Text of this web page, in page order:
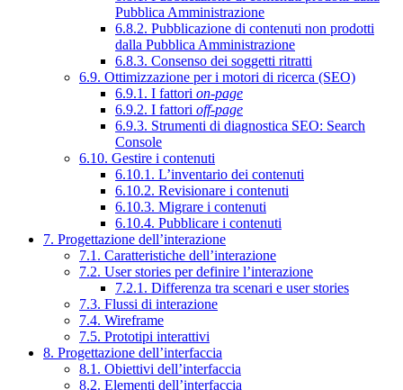
Pubblica Amministrazione
6.8.2. Pubblicazione di contenuti non prodotti
dalla Pubblica Amministrazione
6.8.3. Consenso dei soggetti ritratti
6.9. Ottimizzazione per i motori di ricerca (SEO)
6.9.1. I fattori on-page
6.9.2. I fattori off-page
6.9.3. Strumenti di diagnostica SEO: Search
Console
6.10. Gestire i contenuti
6.10.1. L’inventario dei contenuti
6.10.2. Revisionare i contenuti
6.10.3. Migrare i contenuti
6.10.4. Pubblicare i contenuti
7. Progettazione dell’interazione
7.1. Caratteristiche dell’interazione
7.2. User stories per definire l’interazione
7.2.1. Differenza tra scenari e user stories
7.3. Flussi di interazione
7.4. Wireframe
7.5. Prototipi interattivi
8. Progettazione dell’interfaccia
8.1. Obiettivi dell’interfaccia
8.2. Elementi dell’interfaccia